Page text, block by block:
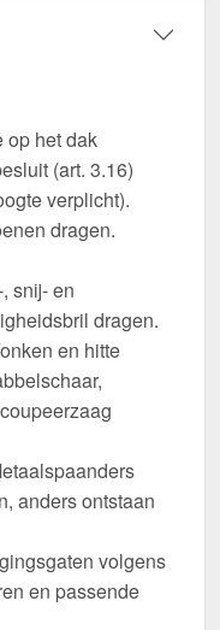
op het dak
(art. 3.16)
verplicht).
dragen.
snij- en
dragen.
en hitte
anders ontstaan
volgens
en passende